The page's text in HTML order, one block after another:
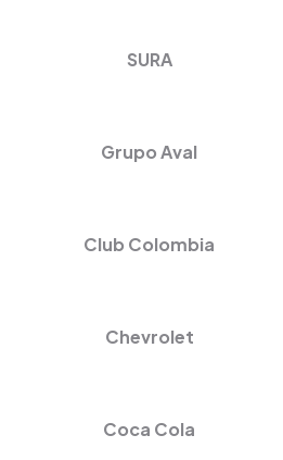
SURA
Grupo Aval
Club Colombia
Chevrolet
Coca Cola